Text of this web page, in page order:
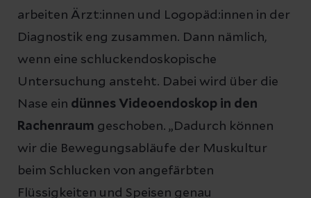
arbeiten Ärzt:innen und Logopäd:innen in der
Diagnostik eng zusammen. Dann nämlich,
wenn eine schluckendoskopische
Untersuchung ansteht. Dabei wird über die
Nase ein dünnes Videoendoskop in den
Rachenraum geschoben. „Dadurch können
wir die Bewegungsabläufe der Muskultur
beim Schlucken von angefärbten
Flüssigkeiten und Speisen genau